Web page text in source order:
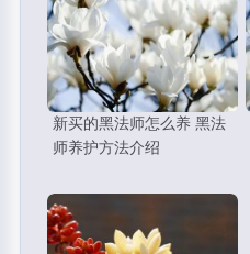
新买的黑法师怎么养 黑法
师养护方法介绍